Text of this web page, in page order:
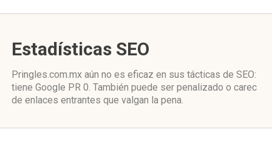
Estadísticas SEO
Pringles.com.mx aún no es eficaz en sus tácticas de SEO:
tiene Google PR 0. También puede ser penalizado o carec
de enlaces entrantes que valgan la pena.